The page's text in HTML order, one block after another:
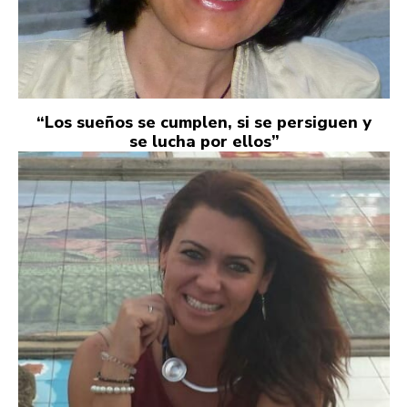
“Los sueños se cumplen, si se persiguen y
se lucha por ellos”